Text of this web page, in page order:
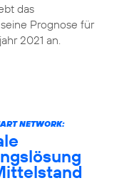
das
Prognose für
2021 an.
NETWORK: